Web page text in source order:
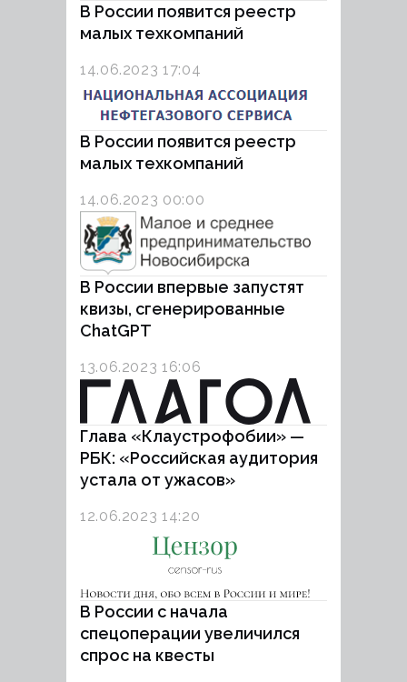
В России появится реестр
малых техкомпаний
14.06.2023 17:04
В России появится реестр
малых техкомпаний
14.06.2023 00:00
В России впервые запустят
квизы, сгенерированные
СhatGPT
13.06.2023 16:06
Глава «Клаустрофобии» —
РБК: «Российская аудитория
устала от ужасов»
12.06.2023 14:20
В России с начала
спецоперации увеличился
спрос на квесты